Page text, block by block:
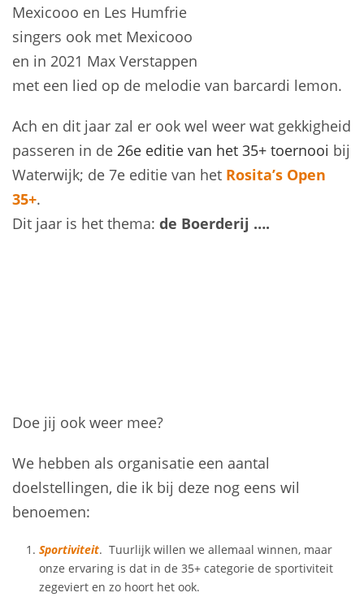
Mexicooo en Les Humfrie
singers ook met Mexicooo
en in 2021 Max Verstappen
met een lied op de melodie van barcardi lemon.
Ach en dit jaar zal er ook wel weer wat gekkigheid
passeren in de 26e editie van het 35+ toernooi bij
Waterwijk; de 7e editie van het Rosita’s Open
35+.
Dit jaar is het thema: de Boerderij ….
Doe jij ook weer mee?
We hebben als organisatie een aantal
doelstellingen, die ik bij deze nog eens wil
benoemen:
Sportiviteit. Tuurlijk willen we allemaal winnen, maar
onze ervaring is dat in de 35+ categorie de sportiviteit
zegeviert en zo hoort het ook.